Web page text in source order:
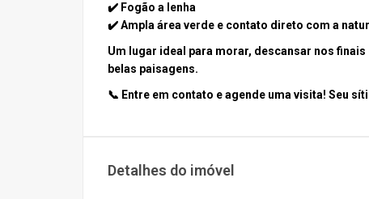
✔️ Fogão a lenha
✔️ Ampla área verde e contato direto com a
Um lugar ideal para morar, descansar nos
belas paisagens.
📞 Entre em contato e agende uma visita! Seu
Detalhes do imóvel